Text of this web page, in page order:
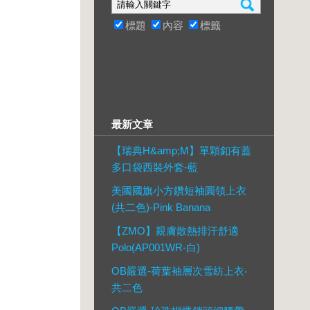
標題 內容 標籤
最新文章
【瑞典H&amp;M】單顆釦有蓋
多口袋西裝外套-藍
美國國旗小方鑽短袖圓領上衣
(共二色)-Pink Banana
【ZMO】親膚散熱排汗舒適
Polo(AP001WR-白)
OB嚴選-荷葉袖層次雪紡上衣‧
共二色